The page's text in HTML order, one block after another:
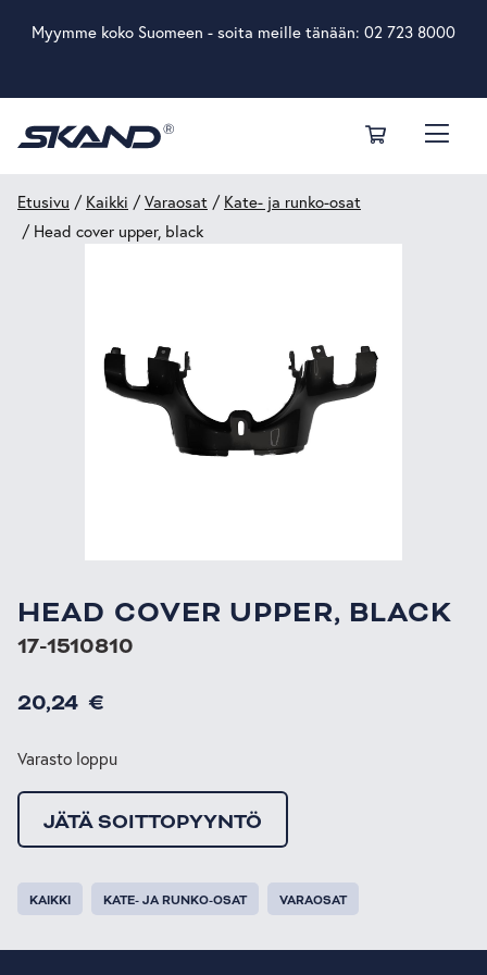
Myymme koko Suomeen - soita meille tänään: 02 723 8000
Etusivu / Kaikki /Varaosat / Kate- ja runko-osat
/ Head cover upper, black
HEAD COVER UPPER, BLACK
17-1510810
20,24 €
Varasto loppu
JÄTÄ SOITTOPYYNTÖ
KAIKKI KATE- JA RUNKO-OSAT VARAOSAT